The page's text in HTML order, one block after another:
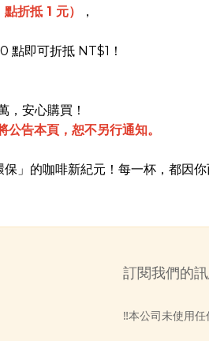
點折抵 1 元）
，
點即可折抵 NT$1！
，安心購買！
告本頁，恕不另行通知。
」的咖啡新紀元！每一杯，都因你
訂閱我們的
‼️本公司未使用